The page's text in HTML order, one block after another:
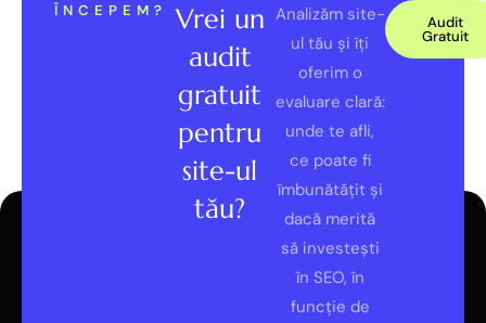
ÎNCEPEM?
Vrei un
audit
gratuit
pentru
site-ul
tău?
Analizăm site-
ul tău și îți
oferim o
evaluare clară:
unde te afli,
ce poate fi
îmbunătățit și
dacă merită
să investești
în SEO, în
funcție de
Audit
Gratuit